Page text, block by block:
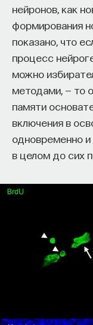
нейронов, как
формирования
показано, что
процесс
можно
методами, — то
памяти
включения в
одновременно и
в целом до сих